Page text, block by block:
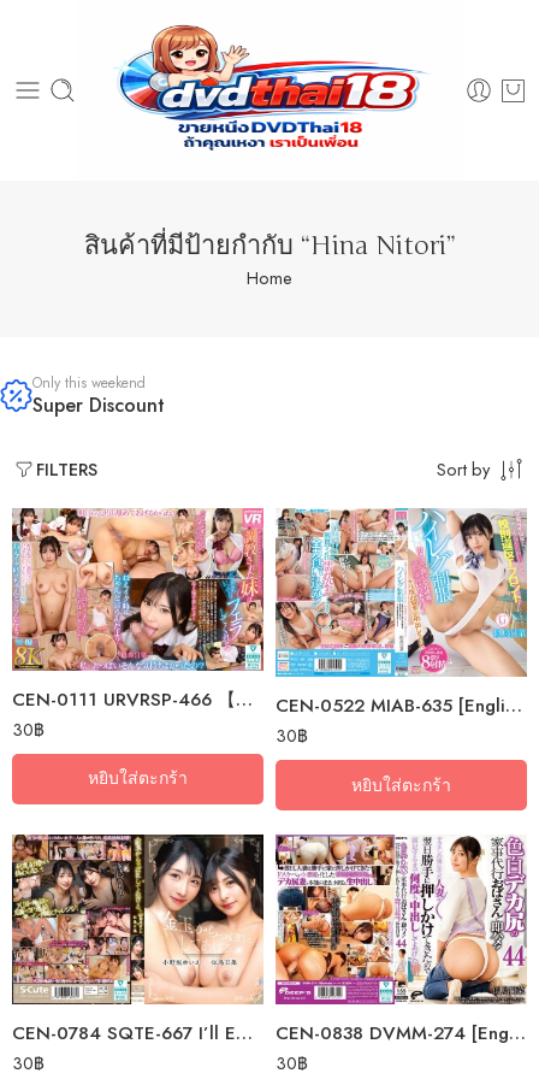
สินค้าที่มีป้ายกำกับ “Hina Nitori”
Home
Only this weekend
Super Discount
FILTERS Sort by
CEN-0111 URVRSP-466 【VR】 [8K VR] My Trained Little Sister Will Give Me A…
30฿
หยิบใส่ตะกร้า
CEN-0522 MIAB-635 [English Subtitle] The Top Student At School Wants To…
30฿
หยิบใส่ตะกร้า
CEN-0784 SQTE-667 I’ll Empty Your Balls. Yuika Onosaka X Hina Nitori
30฿
CEN-0838 DVMM-274 [English Subtitle] Instant Sex With A Fair…
30฿